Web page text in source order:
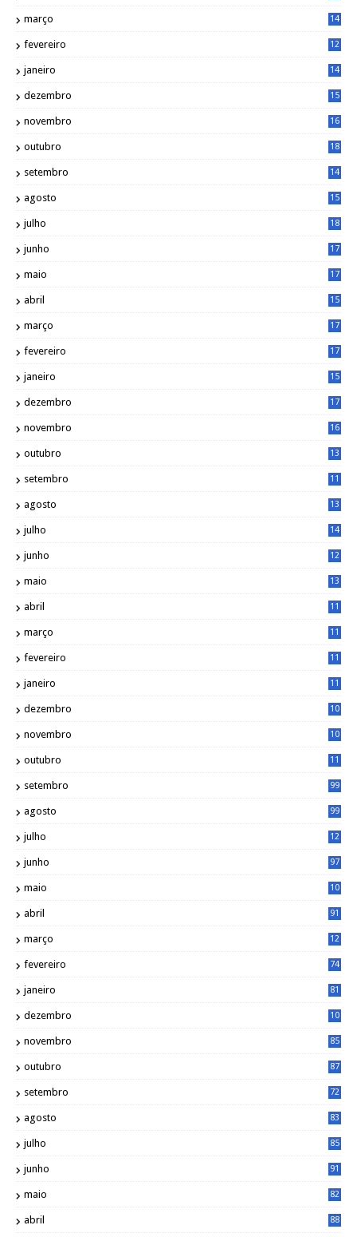
março
14
fevereiro
12
janeiro
14
dezembro
15
novembro
16
outubro
18
setembro
14
agosto
15
julho
18
junho
17
maio
17
abril
15
março
17
fevereiro
17
janeiro
15
dezembro
17
novembro
16
outubro
13
setembro
11
agosto
13
julho
14
junho
12
maio
13
abril
11
março
11
fevereiro
11
janeiro
11
dezembro
10
novembro
10
outubro
11
setembro 99
agosto 99
julho
12
junho 97
maio
10
abril 91
março
12
fevereiro 74
janeiro 81
dezembro
10
novembro 85
outubro 87
setembro 72
agosto 83
julho 85
junho 91
maio 82
abril 88